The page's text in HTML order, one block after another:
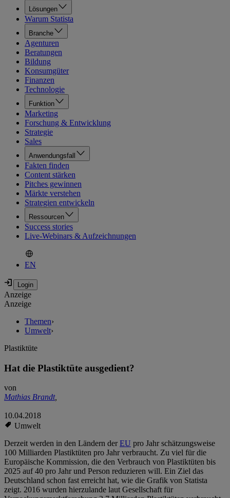
Lösungen
Warum Statista
Branche
Agenturen
Beratungen
Bildung
Konsumgüter
Finanzen
Technologie
Funktion
Marketing
Forschung & Entwicklung
Strategie
Sales
Anwendungsfall
Fakten finden
Content stärken
Pitches gewinnen
Märkte verstehen
Strategien entwickeln
Ressourcen
Success stories
Live-Webinars & Aufzeichnungen
EN
Anzeige
Anzeige
Themen›
Umwelt›
Plastiktüte
Hat die Plastiktüte ausgedient?
von
Mathias Brandt,
10.04.2018
Umwelt
Derzeit werden in den Ländern derEU pro Jahr schätzungsweise
100 Milliarden Plastiktüten pro Jahr verbraucht. Zu viel für die
Europäische Kommission, die den Verbrauch von Plastiktüten bis
2025 auf 40 pro Jahr und Person reduzieren will. Ein Ziel das
Deutschland schon fast erreicht hat, wie die Grafik von Statista
zeigt. 2016 wurden hierzulande laut Gesellschaft für